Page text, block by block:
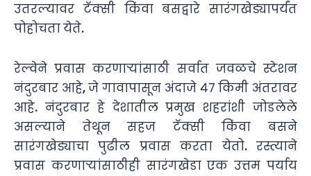
उतरल्यावर टॅक्सी किंवा बसद्वारे सारंगखेड्यापर्यंत
पोहोचता येते.
रेल्वेने प्रवास करणाऱ्यांसाठी सर्वात जवळचे स्टेशन
नंदुरबार आहे, जे गावापासून अंदाजे ४७ किमी अंतरावर
आहे. नंदुरबार हे देशातील प्रमुख शहरांशी जोडलेले
असल्याने तेथून सहज टॅक्सी किंवा बसने
सारंगखेड्याचा पुढील प्रवास करता येतो. रस्त्याने
प्रवास करणाऱ्यांसाठीही सारंगखेडा एक उत्तम पर्याय